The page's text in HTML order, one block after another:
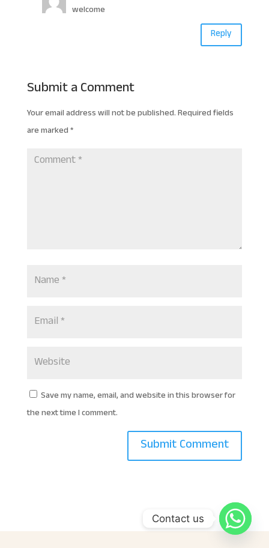
welcome
Reply
Submit a Comment
Your email address will not be published.Required fields
are marked*
Save my name, email, and website in this browser for
the next time I comment.
Contact us